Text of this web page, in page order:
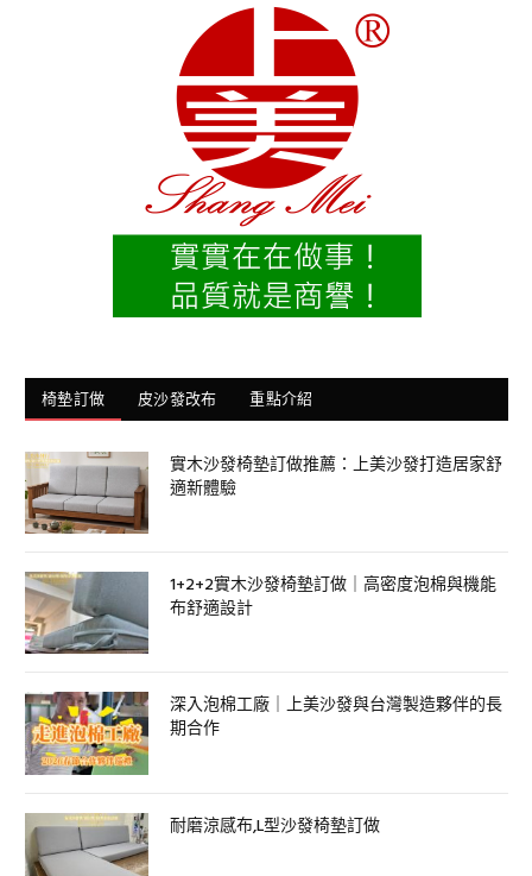
椅墊訂做 皮沙發改布 重點介紹
實木沙發椅墊訂做推薦：上美沙發打造居家舒
適新體驗
1+2+2實木沙發椅墊訂做｜高密度泡棉與機能
布舒適設計
深入泡棉工廠｜上美沙發與台灣製造夥伴的長
期合作
耐磨涼感布,L型沙發椅墊訂做